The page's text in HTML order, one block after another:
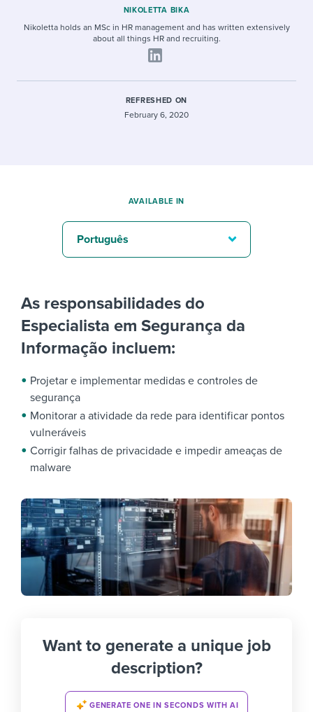
NIKOLETTA BIKA
Nikoletta holds an MSc in HR management and has written extensively
about all things HR and recruiting.
REFRESHED ON
February 6, 2020
As responsabilidades do
Especialista em Segurança da
Informação incluem:
Projetar e implementar medidas e controles de
segurança
Monitorar a atividade da rede para identificar pontos
vulneráveis
Corrigir falhas de privacidade e impedir ameaças de
malware
Want to generate a unique job
description?
GENERATE ONE IN SECONDS WITH AI
AVAILABLE IN
Português